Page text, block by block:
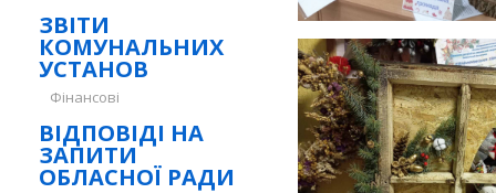
ЗВІТИ
КОМУНАЛЬНИХ
УСТАНОВ
Фінансові
ВІДПОВІДІ НА
ЗАПИТИ
ОБЛАСНОЇ РАДИ